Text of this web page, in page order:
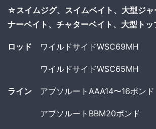
☆スイムジグ、スイムベイト、大型ジ
ナーベイト、チャターベイト、大型ト
ロッド ワイルドサイドWSC69MH
ワイルドサイドWSC65MH
ライン アブソルートAAA14〜16ポンド
アブソルートBBM20ポンド